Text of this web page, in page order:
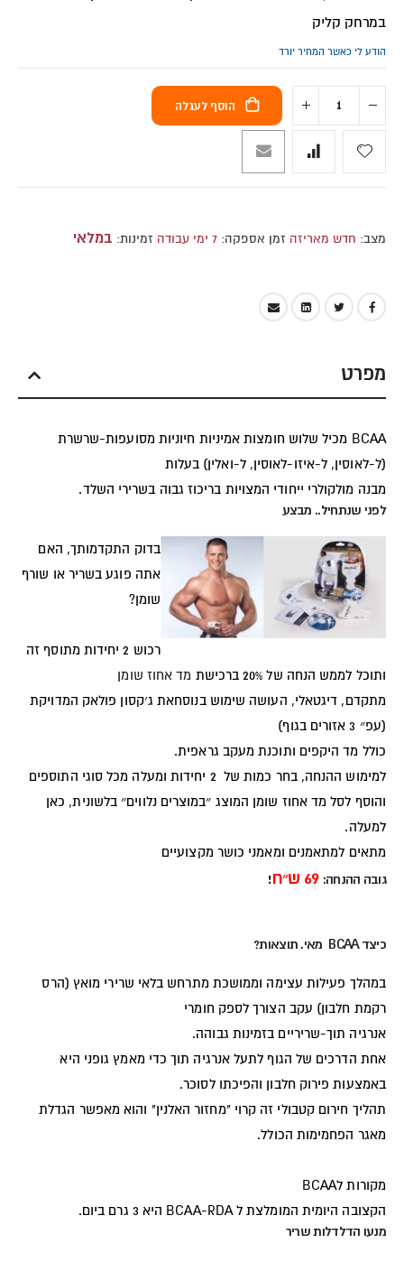
במרחק קליק
הודע לי כאשר המחיר יורד
הוסף לעגלה
מצב: חדש מאריזה זמן אספקה: 7 ימי עבודה זמינות: במלאי
מפרט
BCAA מכיל שלוש חומצות אמיניות חיוניות מסועפות-שרשרת
(ל-לאוסין, ל-איזו-לאוסין, ל-ואלין) בעלות
מבנה מולקולרי ייחודי המצויות בריכוז גבוה בשרירי השלד.
לפני שנתחיל.. מבצע
בדוק התקדמותך, האם
אתה פוגע בשריר או שורף
שומן?
רכוש 2 יחידות מתוסף זה
ותוכל לממש הנחה של 20% ברכישת
מד אחוז שומן
מתקדם, דיגטאלי, העושה שימוש בנוסחאת ג׳קסון פולאק המדויקת
(עפ״ 3 אזורים בגוף)
כולל מד היקפים ותוכנת מעקב גראפית.
למימוש ההנחה, בחר כמות של 2 יחידות ומעלה מכל סוגי התוספים
והוסף לסל מד אחוז שומן המוצג ״במוצרים נלווים״ בלשונית, כאן
למעלה.
מתאים למתאמנים ומאמני כושר מקצועיים
גובה ההנחה:69 ש״ח !
כיצד BCAA מאי. תוצאות?
במהלך פעילות עצימה וממושכת מתרחש בלאי שרירי מואץ (הרס
רקמת חלבון) עקב הצורך לספק חומרי
אנרגיה תוך-שריריים בזמינות גבוהה.
אחת הדרכים של הגוף לתעל אנרגיה תוך כדי מאמץ גופני היא
באמצעות פירוק חלבון והפיכתו לסוכר.
תהליך חירום קטבולי זה קרוי "מחזור האלנין" והוא מאפשר הגדלת
מאגר הפחמימות הכולל.
מקורות לBCAA
הקצובה היומית המומלצת ל BCAA-RDA היא 3 גרם ביום.
מנעו הדלדלות שריר